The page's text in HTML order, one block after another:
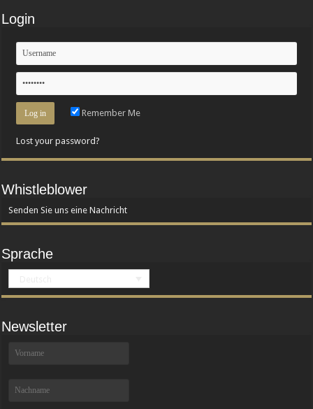
Login
Remember Me
Lost your password?
Whistleblower
Senden Sie uns eine Nachricht
Sprache
Newsletter